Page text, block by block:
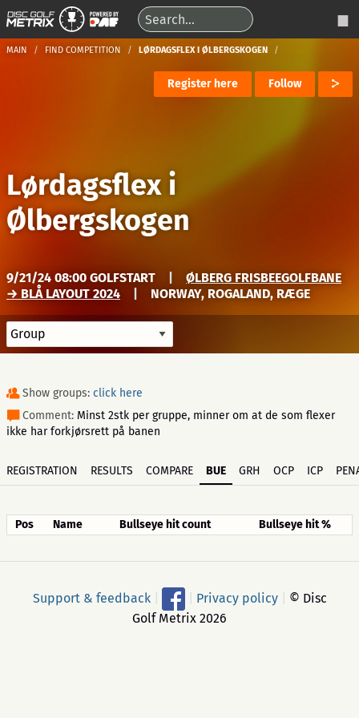
MAIN FIND COMPETITION LØRDAGSFLEX I ØLBERGSKOGEN
Register here Follow
Lørdagsflex i
Ølbergskogen
9/21/24 08:00 GOLFSTART
ØLBERG FRISBEEGOLFBANE
→ BLÅ LAYOUT 2024
NORWAY, ROGALAND, RÆGE
Show groups: click here
Comment: Minst 2stk per gruppe, minner om at de som flexer
ikke har forkjørsrett på banen
REGISTRATION RESULTS COMPARE BUE GRH OCP ICP
Pos Name Bullseye hit count Bullseye hit %
Support & feedback Privacy policy
© Disc
Golf Metrix 2026